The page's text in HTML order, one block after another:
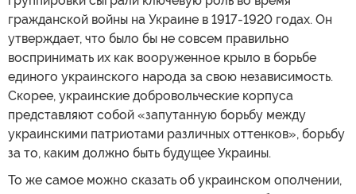
гражданской войны на Украине в 1917-1920 годах. Он
утверждает, что было бы не совсем правильно
воспринимать их как вооруженное крыло в борьбе
единого украинского народа за свою независимость.
Скорее, украинские добровольческие корпуса
представляют собой «запутанную борьбу между
украинскими патриотами различных оттенков», борьбу
за то, каким должно быть будущее Украины.
То же самое можно сказать об украинском ополчении,